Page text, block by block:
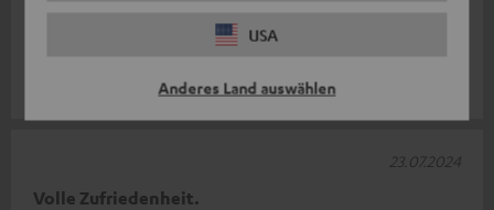
USA
Anderes Land auswählen
Super Gerät. Leicht anzuschließen, über die normale
Fernbedienung regelbar. Toller Sound. Passt alles
Volle Zufriedenheit.
23.07.2024